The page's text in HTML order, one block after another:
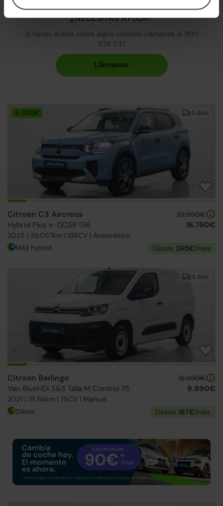
¿NECESITAS AYUDA?
Si tienes dudas sobre algún vehículo Llámanos al 900
838 037
3 días
↓ 500€
Citroen C3 Aircross
Hybrid Plus e-DCS6 136
2025 | 39.057km | 136CV | Automático
22.990€
16.790€
Mild hybrid Desde 260€/mes
3 días
Citroen Berlingo
Van BlueHDi S&S Talla M Control 75
2021 | 74.114km | 75CV | Manual
12.990€
9.990€
Diésel Desde 167€/mes